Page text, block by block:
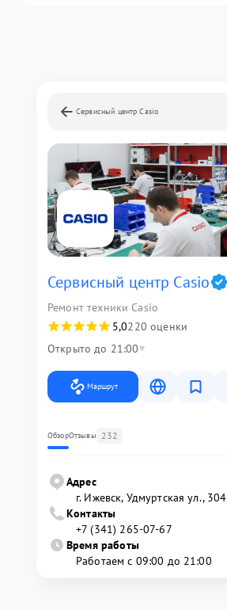
Сервисный центр Casio
Сервисный центр Casio
Ремонт техники Casio
5,0220 оценки
Открыто до 21:00
Маршрут
ОбзорОтзывы 232
Адрес
г. Ижевск, Удмуртская ул., 304
Контакты
+7 (341) 265-07-67
Время работы
Работаем с 09:00 до 21:00